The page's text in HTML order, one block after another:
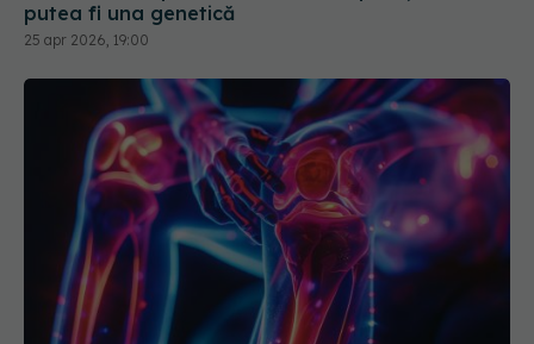
Planta care blochează evoluția poliartritei
reumatoide